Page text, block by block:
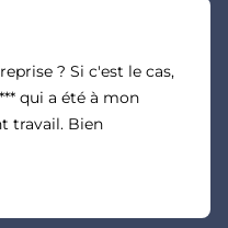
? Si c'est le cas,
qui a été à mon
travail. Bien